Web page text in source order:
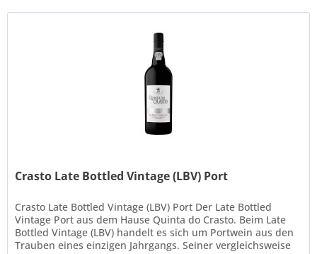
Crasto Late Bottled Vintage (LBV) Port
Crasto Late Bottled Vintage (LBV) Port Der Late Bottled
Vintage Port aus dem Hause Quinta do Crasto. Beim Late
Bottled Vintage (LBV) handelt es sich um Portwein aus den
Trauben eines einzigen Jahrgangs. Seiner vergleichsweise